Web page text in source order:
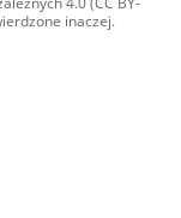
inaczej.